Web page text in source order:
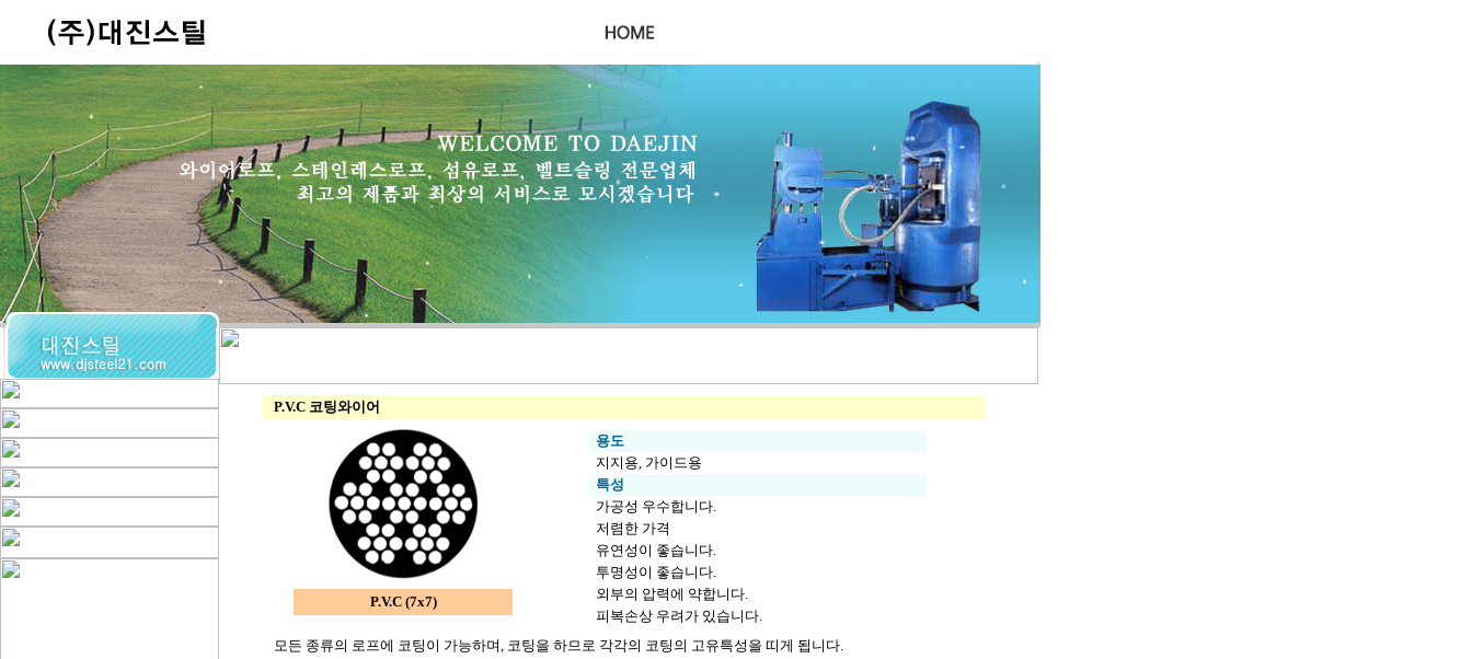
P.V.C 코팅와이어
P.V.C (7x7)
용도
지지용, 가이드용
특성
가공성 우수합니다.
저렴한 가격
유연성이 좋습니다.
투명성이 좋습니다.
외부의 압력에 약합니다.
피복손상 우려가 있습니다.
모든 종류의 로프에 코팅이 가능하며, 코팅을 하므로 각각의 코팅의 고유특성을 띠게 됩니다.